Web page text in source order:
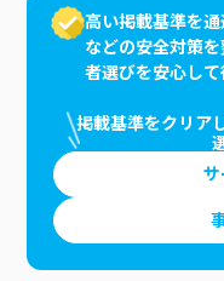
高い掲載基準を
などの安全対策
者選びを安心して
掲載基準をクリア